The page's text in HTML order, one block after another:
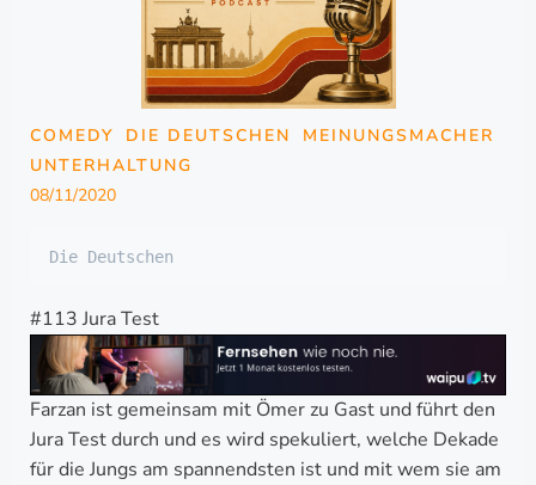
COMEDY DIE DEUTSCHEN
MEINUNGSMACHER
UNTERHALTUNG
08/11/2020
Die Deutschen
#113 Jura Test
Farzan ist gemeinsam mit Ömer zu Gast und führt den
Jura Test durch und es wird spekuliert, welche Dekade
für die Jungs am spannendsten ist und mit wem sie am